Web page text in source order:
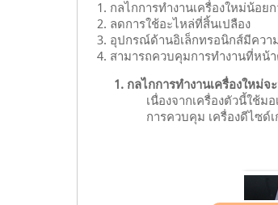
กลไกการทำงานเครื่องใหม่น้อ
ลดการใช้อะไหล่ที่สิ้นเปลือง
อุปกรณ์ด้านอิเล็กทรอนิกส์มีควา
สามารถควบคุมการทำงานที่หน้
1. กลไกการทำงานเครื่องใหม่
เนื่องจากเครื่องตัวนี้ใช้ม
การควบคุม เครื่องดีไซด์